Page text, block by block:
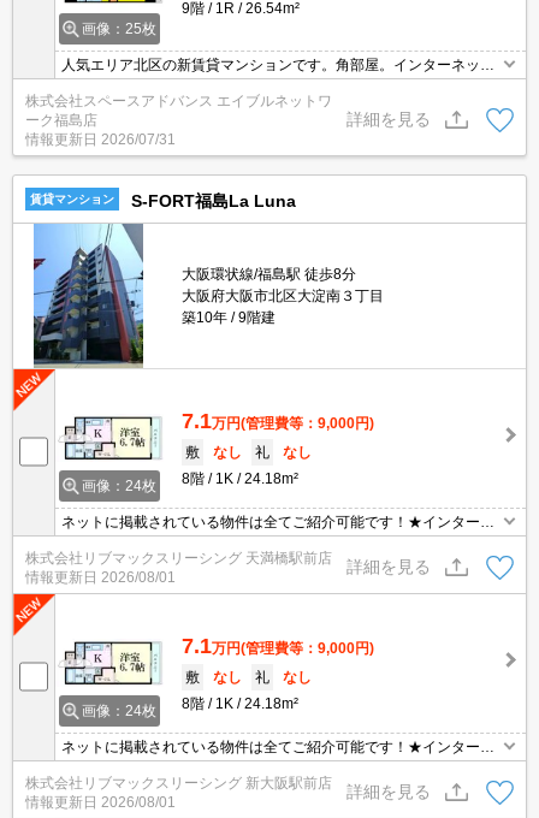
画像：25枚
9階
1R 26.54m²
人気エリア北区の新賃貸マンションです。角部屋。インターネット
無料です。オートロック。宅配ボックス。TVインターホン付き。浴
室乾燥機。エアコン。シャワートイレ。クローゼット。シューズボ
ックス。
株式会社スペースアドバンス エイブルネットワ
ーク福島店
情報更新日 2026/07/31
詳細を見る
賃貸マンション S-FORT福島La Luna
大阪環状線/福島駅 徒歩8分
大阪府大阪市北区大淀南３丁目
築10年
9階建
画像：24枚
7.1万円(管理費等：9,000円)
敷
なし 礼
なし
8階
1K 24.18m²
ネットに掲載されている物件は全てご紹介可能です！★インターネ
ット・Wi-Fi無料★初期費用クレジット決済可能★保証人不要★ご内
覧可能です。
株式会社リブマックスリーシング 天満橋駅前店
情報更新日 2026/08/01
詳細を見る
画像：24枚
7.1万円(管理費等：9,000円)
敷
なし 礼
なし
8階
1K 24.18m²
ネットに掲載されている物件は全てご紹介可能です！★インターネ
ット・Wi-Fi無料★初期費用クレジット決済可能★保証人不要★ご内
覧可能です。
株式会社リブマックスリーシング 新大阪駅前店
情報更新日 2026/08/01
詳細を見る